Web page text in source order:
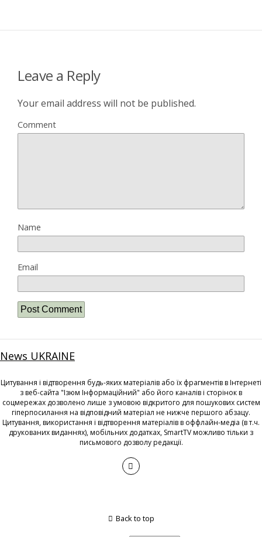
Leave a Reply
Your email address will not be published.
Comment
Name
Email
News UKRAINE
Цитування і відтворення будь-яких матеріалів або їх фрагментів в Інтернеті
з веб-сайта "Ізюм Інформаційний" або його каналів і сторінок в
соцмережах дозволено лише з умовою відкритого для пошукових систем
гіперпосилання на відповідний матеріал не нижче першого абзацу.
Цитування, використання і відтворення матеріалів в оффлайн-медіа (в т.ч.
друкованих виданнях), мобільних додатках, SmartTV можливо тільки з
письмового дозволу редакції.
Back to top